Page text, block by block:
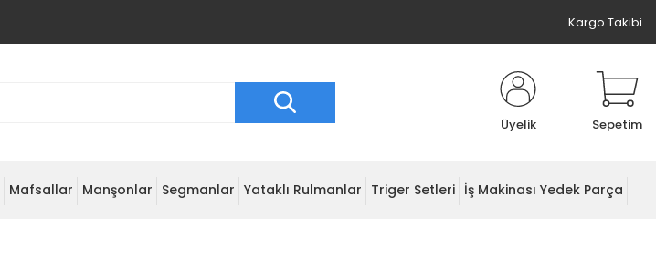
Kargo Takibi
Üyelik Sepetim
Mafsallar Manşonlar Segmanlar Yataklı Rulmanlar Triger Setleri İş Makinası Yedek Parça